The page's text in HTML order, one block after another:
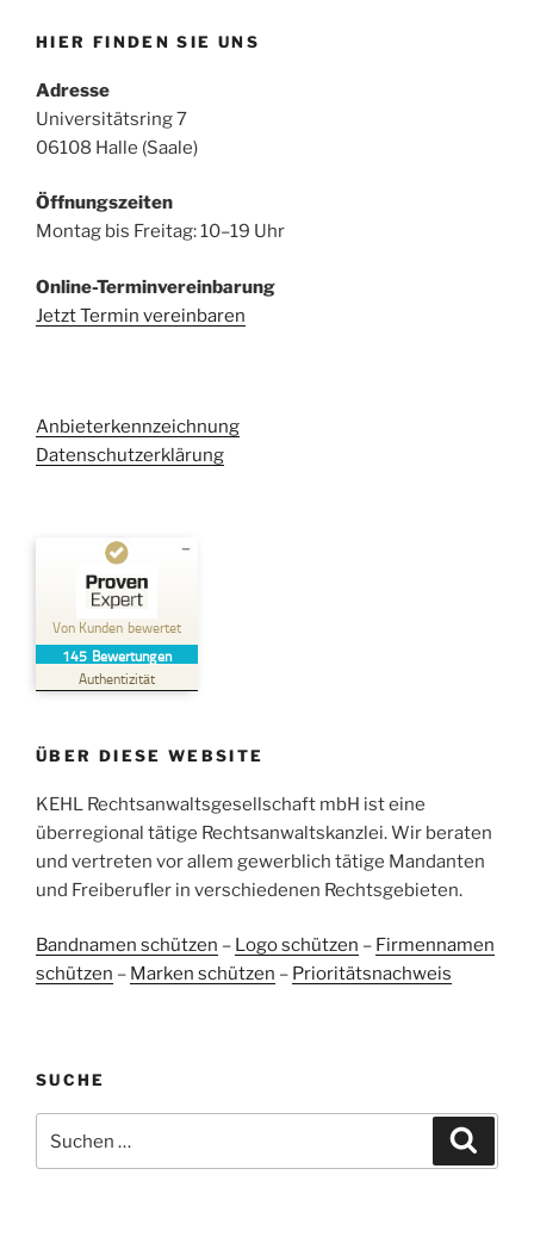
HIER FINDEN SIE UNS
Adresse
Universitätsring 7
06108 Halle (Saale)
Öffnungszeiten
Montag bis Freitag: 10–19 Uhr
Online-Terminvereinbarung
Jetzt Termin vereinbaren
Anbieterkennzeichnung
Datenschutzerklärung
Von Kunden bewertet
145 Bewertungen
Authentizität
Kundenbewertungen und Erfahrungen zu
Kehl Rechtsanwaltsgesellschaft mbH
SEHR GUT
Bewertungen auf
ProvenExpert.com
Bewertungen von
2
anderen Quellen
Blick aufs ProvenExpert-Profil werfen
ÜBER DIESE WEBSITE
KEHL Rechtsanwaltsgesellschaft mbH ist eine
überregional tätige Rechtsanwaltskanzlei. Wir beraten
und vertreten vor allem gewerblich tätige Mandanten
und Freiberufler in verschiedenen Rechtsgebieten.
Bandnamen schützen – Logo schützen – Firmennamen
schützen – Marken schützen – Prioritätsnachweis
SUCHE
nach: